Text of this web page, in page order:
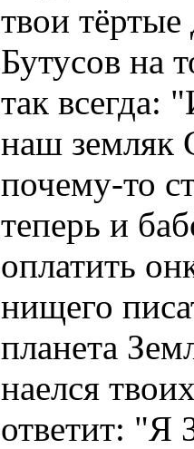
твои
Бутусов на
так всегда:
наш земляк
почему-то
теперь и
оплатить
нищего
планета
наелся
ответит: "Я